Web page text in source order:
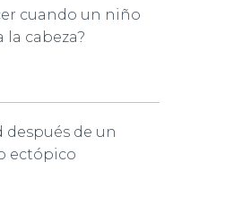
cuando un niño
la cabeza?
después de un
ectópico